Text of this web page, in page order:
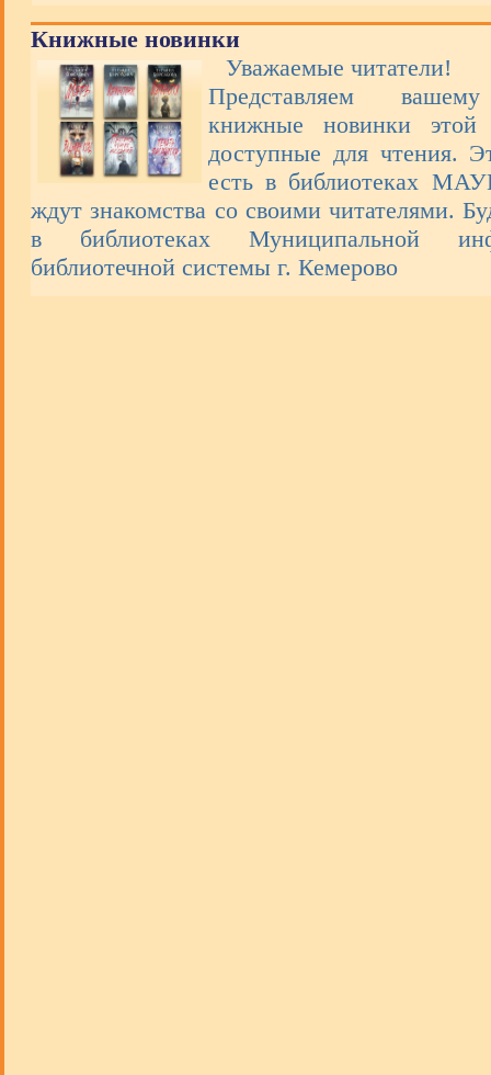
Книжные новинки
Уважаемые читатели!
Представляем
книжные новинки
доступные для чтения.
есть в библиотеках
ждут знакомства со своими читателями.
в библиотеках Муниципальной
библиотечной системы г. Кемерово